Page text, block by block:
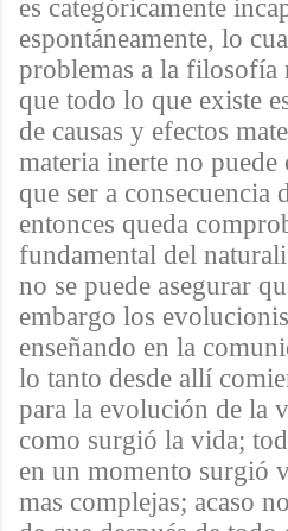
es categóricamente
espontáneamente, lo
problemas a la filosofía
que todo lo que existe
de causas y efectos
materia inerte no
que ser a consecuencia
entonces queda
fundamental del
no se puede asegurar
embargo los
enseñando en la
lo tanto desde allí
para la evolución de la
como surgió la vida;
en un momento surgió
mas complejas; acaso